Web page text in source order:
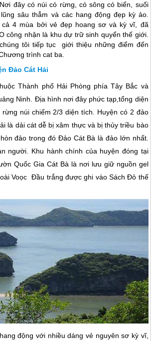
đây có núi có rừng, có sông có biển, suối
sâu thẳm và các hang động đẹp kỳ ảo.
4 mùa bởi vẻ đẹp hoang sơ và kỳ vĩ, đã
công nhận là khu dự trữ sinh quyển thế giới.
tôi tiếp tục giới thiệu những điểm đến
trình cat ba.
Đảo Cát Hải
Thành phố Hải Phòng phía Tây Bắc và
Ninh. Địa hình nơi đây phức tạp,tổng diện
núi chiếm 2/3 diện tích. Huyện có 2 đảo
là dải cát dễ bị xâm thực và bị thủy triều bào
đảo trong đó Đảo Cát Bà là đảo lớn nhất.
người. Khu hành chính của huyện đóng tại
Quốc Gia Cát Bàlà nơi lưu giữ nguồn gel
Voọc Đầu trắng được ghi vào Sách Đỏ thế
động với nhiều dáng vẻ nguyên sơ kỳ vĩ,